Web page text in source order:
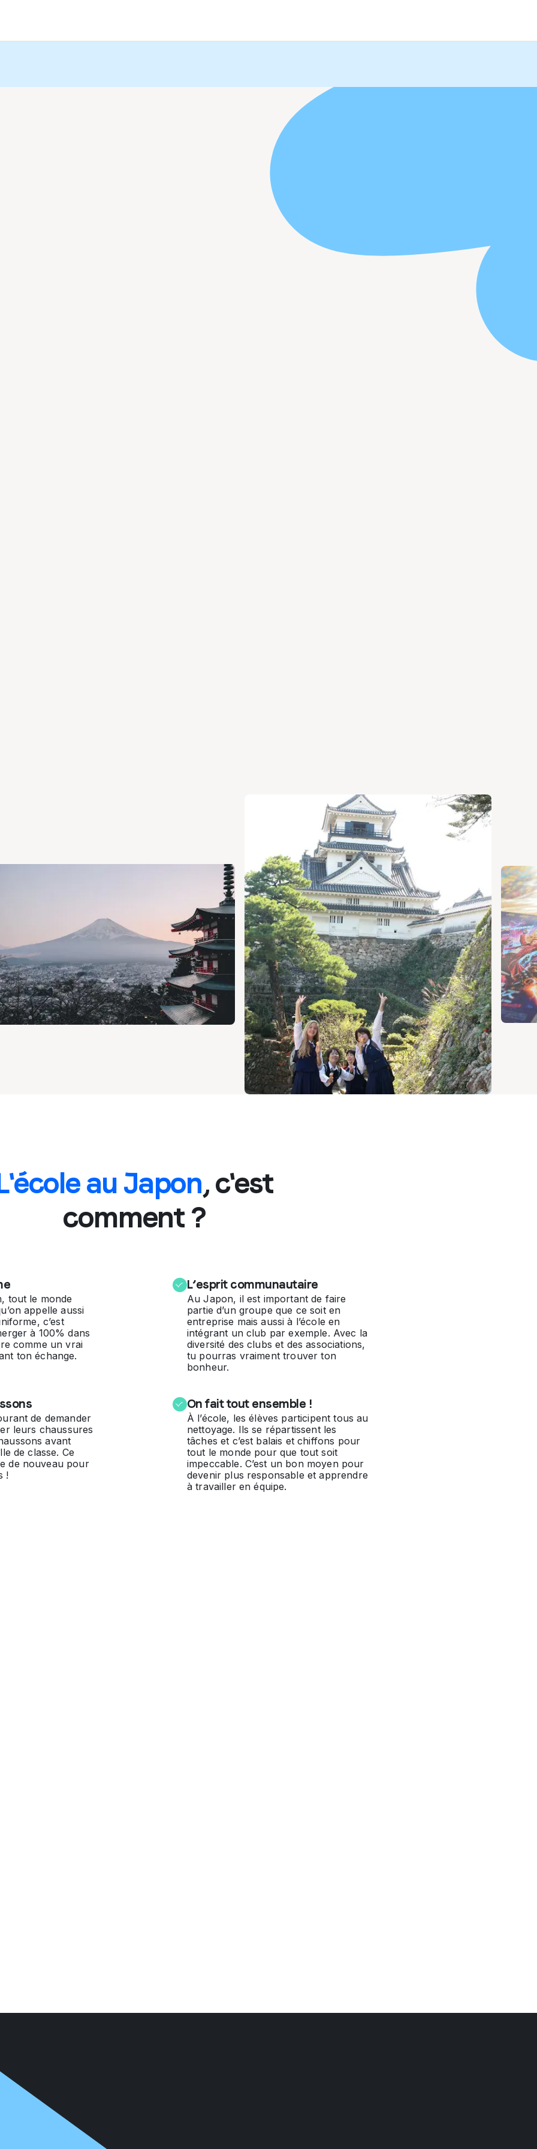
au Japon, c'est
comment ?
tout le monde
appelle aussi
c’est
à 100% dans
comme un vrai
ton échange.
L’esprit communautaire
Au Japon, il est important de faire
partie d’un groupe que ce soit en
entreprise mais aussi à l’école en
intégrant un club par exemple. Avec la
diversité des clubs et des associations,
tu pourras vraiment trouver ton
bonheur.
de demander
leurs chaussures
avant
de classe. Ce
de nouveau pour
!
On fait tout ensemble !
À l’école, les élèves participent tous au
nettoyage. Ils se répartissent les
tâches et c’est balais et chiffons pour
tout le monde pour que tout soit
impeccable. C’est un bon moyen pour
devenir plus responsable et apprendre
à travailler en équipe.